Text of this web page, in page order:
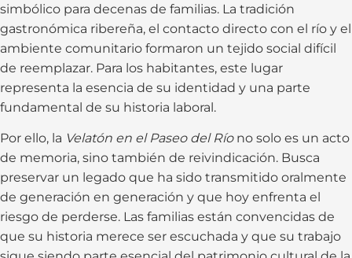
simbólico para decenas de familias. La tradición
gastronómica ribereña, el contacto directo con el río y el
ambiente comunitario formaron un tejido social difícil
de reemplazar. Para los habitantes, este lugar
representa la esencia de su identidad y una parte
fundamental de su historia laboral.
Por ello, la Velatón en el Paseo del Ríono solo es un acto
de memoria, sino también de reivindicación. Busca
preservar un legado que ha sido transmitido oralmente
de generación en generación y que hoy enfrenta el
riesgo de perderse. Las familias están convencidas de
que su historia merece ser escuchada y que su trabajo